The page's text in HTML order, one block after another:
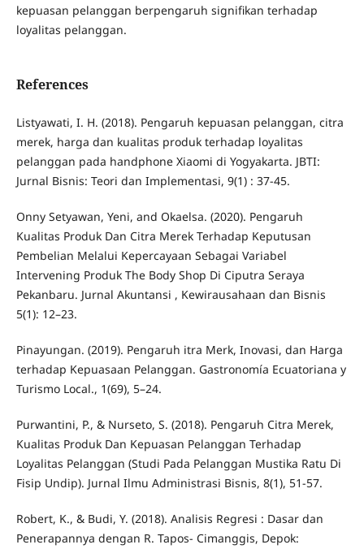
kepuasan pelanggan berpengaruh signifikan terhadap
loyalitas pelanggan.
References
Listyawati, I. H. (2018). Pengaruh kepuasan pelanggan, citra
merek, harga dan kualitas produk terhadap loyalitas
pelanggan pada handphone Xiaomi di Yogyakarta. JBTI:
Jurnal Bisnis: Teori dan Implementasi, 9(1) : 37-45.
Onny Setyawan, Yeni, and Okaelsa. (2020). Pengaruh
Kualitas Produk Dan Citra Merek Terhadap Keputusan
Pembelian Melalui Kepercayaan Sebagai Variabel
Intervening Produk The Body Shop Di Ciputra Seraya
Pekanbaru. Jurnal Akuntansi , Kewirausahaan dan Bisnis
5(1): 12–23.
Pinayungan. (2019). Pengaruh itra Merk, Inovasi, dan Harga
terhadap Kepuasaan Pelanggan. Gastronomía Ecuatoriana y
Turismo Local., 1(69), 5–24.
Purwantini, P., & Nurseto, S. (2018). Pengaruh Citra Merek,
Kualitas Produk Dan Kepuasan Pelanggan Terhadap
Loyalitas Pelanggan (Studi Pada Pelanggan Mustika Ratu Di
Fisip Undip). Jurnal Ilmu Administrasi Bisnis, 8(1), 51-57.
Robert, K., & Budi, Y. (2018). Analisis Regresi : Dasar dan
Penerapannya dengan R. Tapos- Cimanggis, Depok: